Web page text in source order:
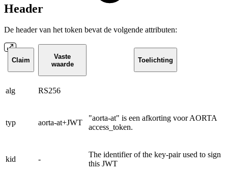
Header
De header van het token bevat de volgende attributen:
Claim
Vaste
waarde
Toelichting
alg RS256
typ aorta-at+JWT
"aorta-at" is een afkorting voor AORTA
access_token.
kid -
The identifier of the key-pair used to sign
this JWT